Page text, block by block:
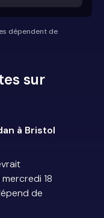
dépendent de
sur
à Bristol
18
de